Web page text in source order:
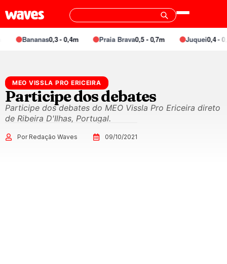
Bananas0,3 - 0,4m Praia Brava0,5 - 0,7m Juquei0,4 -
MEO VISSLA PRO ERICEIRA
Participe dos debates
Participe dos debates do MEO Vissla Pro Ericeira direto
de Ribeira D'Ilhas, Portugal.
Por Redação Waves 09/10/2021